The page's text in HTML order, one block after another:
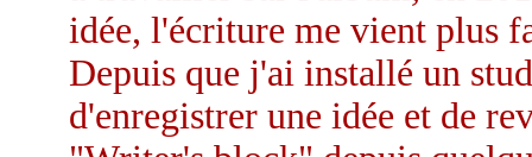
idée, l'écriture me vient plus
Depuis que j'ai installé un
d'enregistrer une idée et de